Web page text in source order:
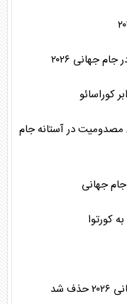
جهانی ۲۰۲۶
مصدومیت در آستانه جام
جهانی
کورتوا
شد